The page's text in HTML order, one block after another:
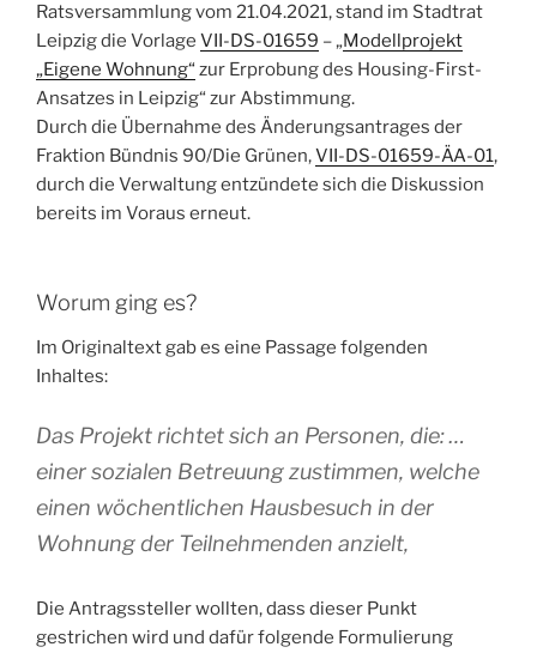
Ratsversammlung vom 21.04.2021, stand im Stadtrat
Leipzig die Vorlage VII-DS-01659 – „Modellprojekt
„Eigene Wohnung“ zur Erprobung des Housing-First-
Ansatzes in Leipzig“ zur Abstimmung.
Durch die Übernahme des Änderungsantrages der
Fraktion Bündnis 90/Die Grünen,VII-DS-01659-ÄA-01,
durch die Verwaltung entzündete sich die Diskussion
bereits im Voraus erneut.
Worum ging es?
Im Originaltext gab es eine Passage folgenden
Inhaltes:
Das Projekt richtet sich an Personen, die: …
einer sozialen Betreuung zustimmen, welche
einen wöchentlichen Hausbesuch in der
Wohnung der Teilnehmenden anzielt,
Die Antragssteller wollten, dass dieser Punkt
gestrichen wird und dafür folgende Formulierung